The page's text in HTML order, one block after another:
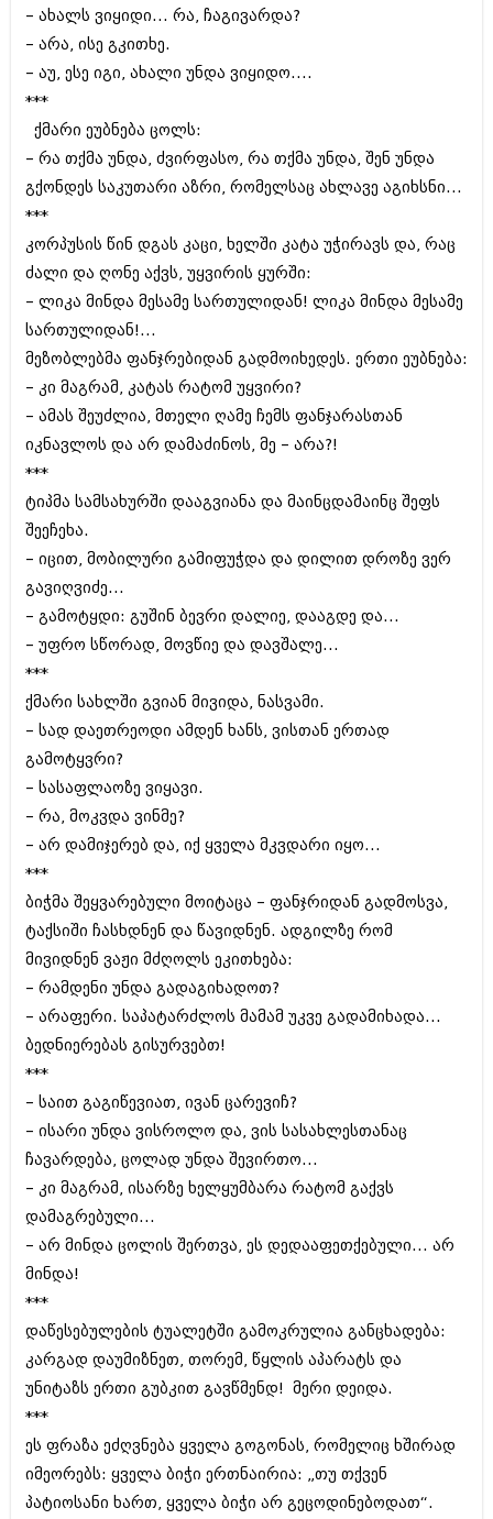
იანვარი 2016 (206)
დეკემბერი 2015 (207)
ნოემბერი 2015 (264)
ოქტომბერი 2015 (204)
აგვისტო 2015 (286)
ივნისი 2015 (261)
მაისი 2015 (194)
მარტი 2015 (365)
თებერვალი 2015 (286)
იანვარი 2015 (247)
დეკემბერი 2014 (342)
ნოემბერი 2014 (290)
ოქტომბერი 2014 (292)
სექტემბერი 2014 (394)
აგვისტო 2014 (248)
ივლისი 2014 (313)
მაისი 2014 (313)
მარტი 2014 (413)
დეკემბერი 2013 (365)
ნოემბერი 2013 (279)
ოქტომბერი 2013 (256)
სექტემბერი 2013 (368)
აგვისტო 2013 (89)
ივნისი 2013 (212)
აპრილი 2013 (304)
მარტი 2013 (352)
თებერვალი 2013 (204)
იანვარი 2013 (334)
დეკემბერი 2012 (98)
ნოემბერი 2012 (295)
სექტემბერი 2012 (264)
აგვისტო 2012 (268)
ივლისი 2012 (322)
ივნისი 2012 (282)
მაისი 2012 (240)
მარტი 2012 (259)
თებერვალი 2012 (376)
ნოემბერი 2011 (471)
ოქტომბერი 2011 (754)
სექტემბერი 2011 (407)
აგვისტო 2011 (249)
ივლისი 2011 (400)
ივნისი 2011 (438)
მაისი 2011 (415)
აპრილი 2011 (294)
(157)
დეკემბერი 2010 (881)
ნოემბერი 2010 (422)
ოქტომბერი 2010 (341)
აგვისტო 2010 (461)
ივლისი 2010 (556)
ივნისი 2010 (685)
მაისი 2010 (232)
– ახალს ვიყიდი... რა‚ ჩაგივარდა?
– არა, ისე გკითხე.
– აუ‚ ესე იგი‚ ახალი უნდა ვიყიდო....
***
ქმარი ეუბნება ცოლს:
– რა თქმა უნდა‚ ძვირფასო‚ რა თქმა უნდა‚ შენ უნდა
გქონდეს საკუთარი აზრი‚ რომელსაც ახლავე აგიხსნი...
***
კორპუსის წინ დგას კაცი‚ ხელში კატა უჭირავს და, რაც
ძალი და ღონე აქვს, უყვირის ყურში:
– ლიკა მინდა მესამე სართულიდან! ლიკა მინდა მესამე
სართულიდან!...
მეზობლებმა ფანჯრებიდან გადმოიხედეს. ერთი ეუბნება:
– კი მაგრამ‚ კატას რატომ უყვირი?
– ამას შეუძლია‚ მთელი ღამე ჩემს ფანჯარასთან
იკნავლოს და არ დამაძინოს‚ მე – არა?!
***
ტიპმა სამსახურში დააგვიანა და მაინცდამაინც შეფს
შეეჩეხა.
– იცით‚ მობილური გამიფუჭდა და დილით დროზე ვერ
გავიღვიძე...
– გამოტყდი: გუშინ ბევრი დალიე, დააგდე და...
– უფრო სწორად‚ მოვწიე და დავშალე...
***
ქმარი სახლში გვიან მივიდა, ნასვამი.
– სად დაეთრეოდი ამდენ ხანს‚ ვისთან ერთად
გამოტყვრი?
– სასაფლაოზე ვიყავი.
– რა‚ მოკვდა ვინმე?
– არ დამიჯერებ და, იქ ყველა მკვდარი იყო...
***
ბიჭმა შეყვარებული მოიტაცა – ფანჯრიდან გადმოსვა‚
ტაქსიში ჩასხდნენ და წავიდნენ. ადგილზე რომ
მივიდნენ ვაჟი მძღოლს ეკითხება:
– რამდენი უნდა გადაგიხადოთ?
– არაფერი. საპატარძლოს მამამ უკვე გადამიხადა...
ბედნიერებას გისურვებთ!
***
– საით გაგიწევიათ‚ ივან ცარევიჩ?
– ისარი უნდა ვისროლო და‚ ვის სასახლესთანაც
ჩავარდება‚ ცოლად უნდა შევირთო...
– კი მაგრამ‚ ისარზე ხელყუმბარა რატომ გაქვს
დამაგრებული...
– არ მინდა ცოლის შერთვა, ეს დედააფეთქებული... არ
მინდა!
***
დაწესებულების ტუალეტში გამოკრულია განცხადება:
კარგად დაუმიზნეთ‚ თორემ, წყლის აპარატს და
უნიტაზს ერთი გუბკით გავწმენდ! მერი დეიდა.
***
ეს ფრაზა ეძღვნება ყველა გოგონას‚ რომელიც ხშირად
იმეორებს: ყველა ბიჭი ერთნაირია: „თუ თქვენ
პატიოსანი ხართ‚ ყველა ბიჭი არ გეცოდინებოდათ“.